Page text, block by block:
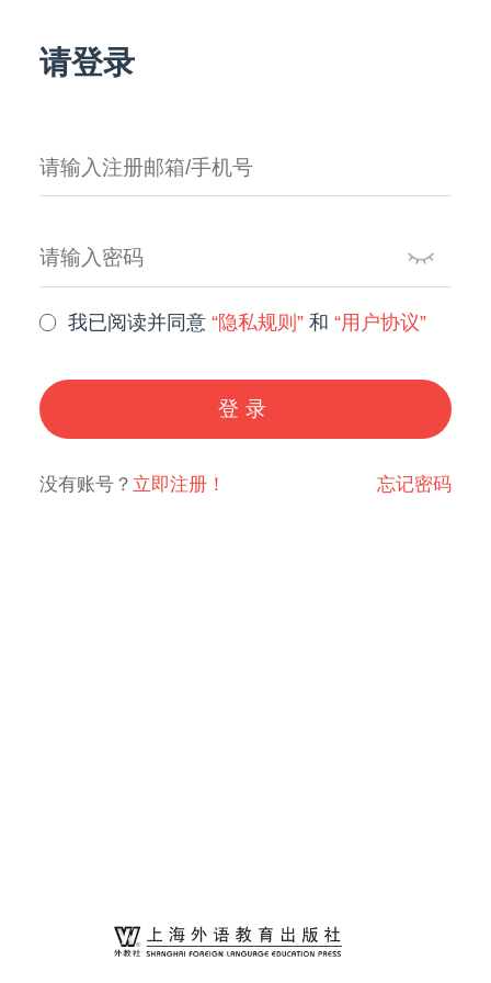
请登录
我已阅读并同意“隐私规则” 和“用户协议”
登录
没有账号？ 立即注册！ 忘记密码